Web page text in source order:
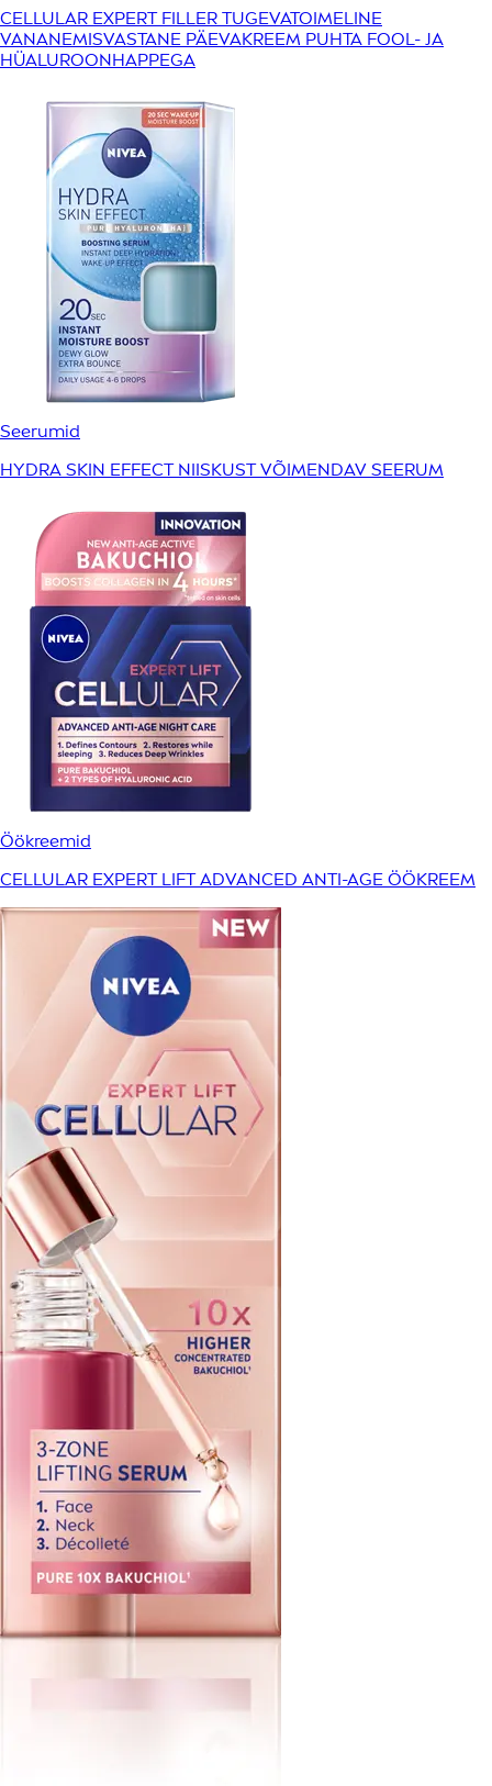
CELLULAR EXPERT FILLER TUGEVATOIMELINE
VANANEMISVASTANE PÄEVAKREEM PUHTA FOOL- JA
HÜALUROONHAPPEGA
Seerumid
HYDRA SKIN EFFECT NIISKUST VÕIMENDAV SEERUM
Öökreemid
CELLULAR EXPERT LIFT ADVANCED ANTI-AGE ÖÖKREEM